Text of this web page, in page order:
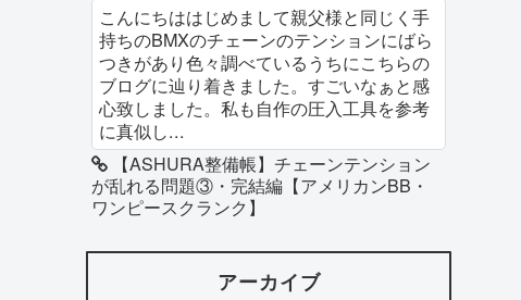
こんにちははじめまして親父様と同じく手
持ちのBMXのチェーンのテンションにばら
つきがあり色々調べているうちにこちらの
ブログに辿り着きました。すごいなぁと感
心致しました。私も自作の圧入工具を参考
に真似し...
【ASHURA整備帳】チェーンテンション
が乱れる問題③・完結編【アメリカンBB・
ワンピースクランク】
アーカイブ